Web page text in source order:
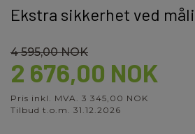
Ekstra sikkerhet ved
4 595,00 NOK
2 676,00 NOK
Pris inkl. MVA. 3 345,00 NOK
Tilbud t.o.m. 31.12.2026